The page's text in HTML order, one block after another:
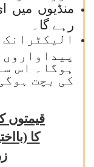
منڈیوں میں
رہے گا۔
ہوگا۔ اس
کی بچت
قیمتوں
کا